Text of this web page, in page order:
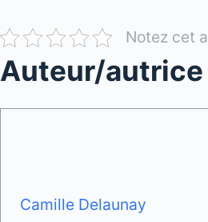
Notez cet
Auteur/autrice
Camille Delaunay